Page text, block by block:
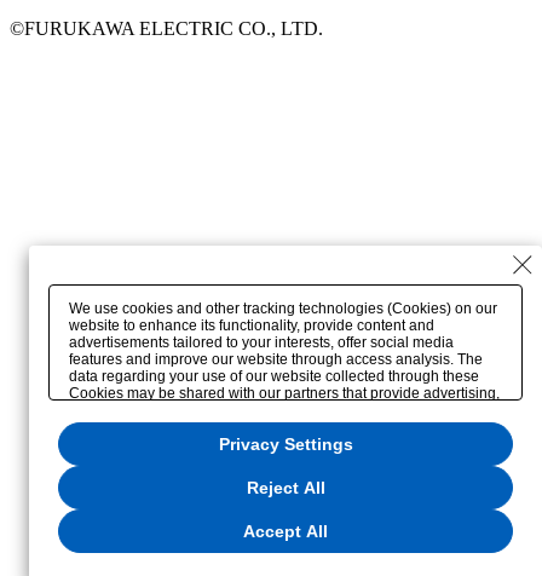
©FURUKAWA ELECTRIC CO., LTD.
We use cookies and other tracking technologies (Cookies) on our
website to enhance its functionality, provide content and
advertisements tailored to your interests, offer social media
features and improve our website through access analysis. The
data regarding your use of our website collected through these
Cookies may be shared with our partners that provide advertising,
combine the data shared by us with other data that you have
provided to them or that they have collected from your use of their
services or other websites to analyze and optimize
advertisements delivered to you by businesses other than us on
the internet. If you wish to reject the use of all Cookies except for
Strictly Necessary Cookies, please click "Reject All". If you agree
to the use of all Cookies, please click "Accept All". To select your
preferences for each purpose, please click
Privacy Settings
Reject All
Accept All